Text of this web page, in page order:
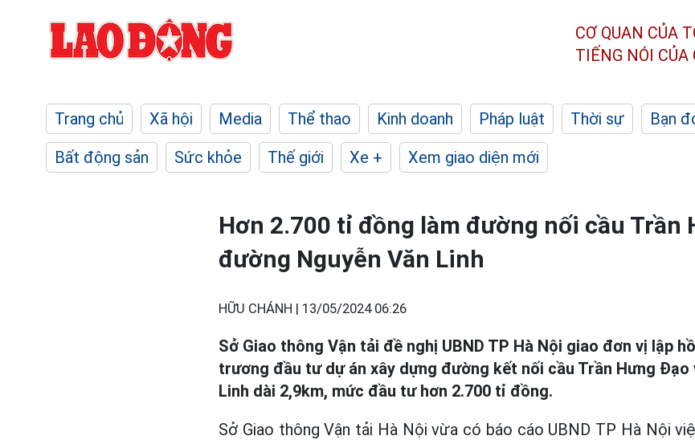
CƠ QUAN CỦA
TIẾNG NÓI CỦA
Trang chủ Xã hội Media Thể thao Kinh doanh Pháp luật Thời sự Bạn
Bất động sản
Sức khỏe Thế giới Xe + Xem giao diện mới
Hơn 2.700 tỉ đồng làm đường nối cầu Trần
đường Nguyễn Văn Linh
HỮU CHÁNH | 13/05/2024 06:26
Sở Giao thông Vận tải đề nghị UBND TP Hà Nội giao đơn vị lập
trương đầu tư dự án xây dựng đường kết nối cầu Trần Hưng Đạo
Linh dài 2,9km, mức đầu tư hơn 2.700 tỉ đồng.
Sở Giao thông Vận tải Hà Nội vừa có báo cáo UBND TP Hà Nội